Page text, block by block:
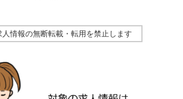
情報の無断転載・転用を禁止します